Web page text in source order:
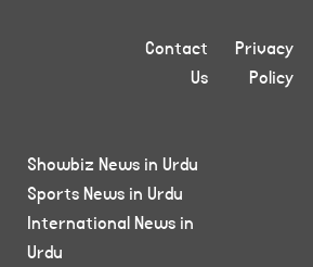
Privacy
Policy
Contact
Us
Showbiz News in Urdu
Sports News in Urdu
International News in
Urdu